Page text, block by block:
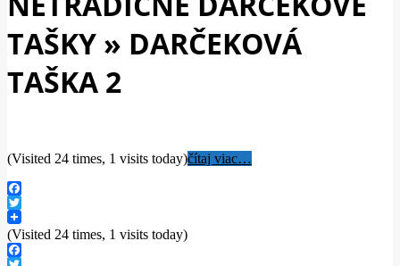
TAŠKY » DARČEKOVÁ
TAŠKA 2
(Visited 24 times, 1 visits today)čítaj viac…
Facebook
Twitter
(Visited 24 times, 1 visits today)